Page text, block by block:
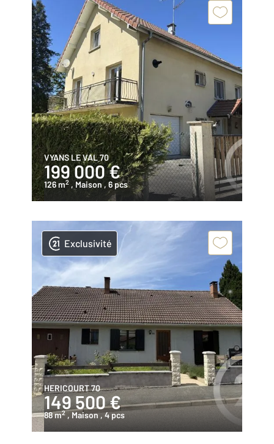
VYANS LE VAL 70
199 000 €
126 m2 , Maison , 6 pcs
Exclusivité
HERICOURT 70
149 500 €
88 m2 , Maison , 4 pcs